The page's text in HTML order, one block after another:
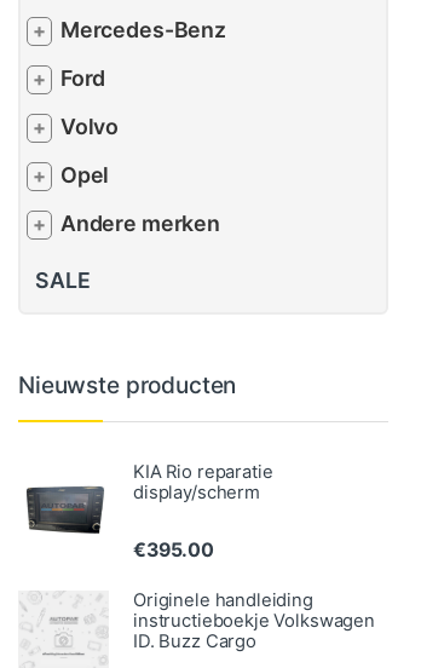
+ Mercedes-Benz
+ Ford
+ Volvo
+ Opel
+ Andere merken
SALE
Nieuwste producten
KIA Rio reparatie
display/scherm
€395.00
Originele handleiding
instructieboekje Volkswagen
ID. Buzz Cargo